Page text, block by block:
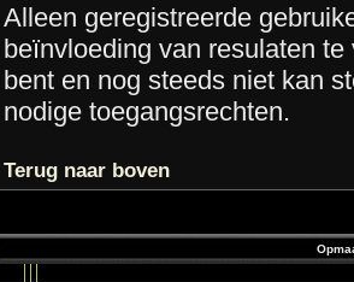
Alleen geregistreerde
beïnvloeding van resulaten
bent en nog steeds niet kan
nodige toegangsrechten.
Terug naar boven